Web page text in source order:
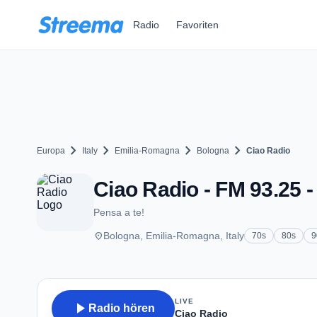
Radio Favoriten
Europa chevron_right Italy chevron_right Emilia-Romagna chevron_right Bologna chevron_right Ciao Radio
Ciao Radio - FM 93.25
Pensa a te!
placeBologna, Emilia-Romagna, Italy 70s 80s
play_arrow Radio hören
LIVE
Ciao Radio